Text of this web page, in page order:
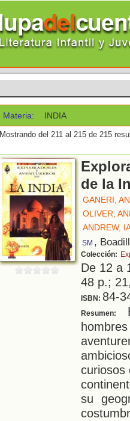
Materia: INDIA
Mostrando del 211 al 215 de 215
de la
GANERI,
OLIVER,
ANDREW,
SM ,
Colección:
De 12 a
48 p.;
ISBN: 84-
Resumen:
curiosos
su